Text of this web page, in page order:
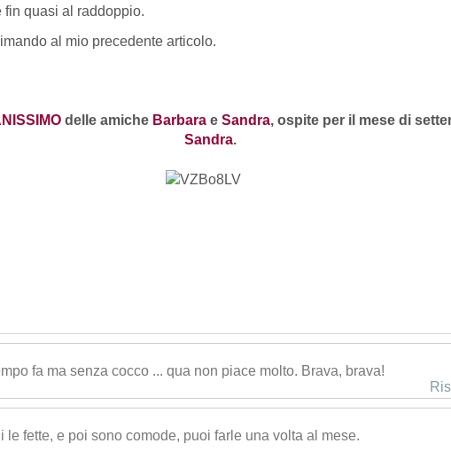
quasi al raddoppio.
al mio precedente articolo.
delle amiche Barbara e Sandra, ospite per il mese di
Sandra.
fa ma senza cocco ... qua non piace molto. Brava, brava!
le fette, e poi sono comode, puoi farle una volta al mese.